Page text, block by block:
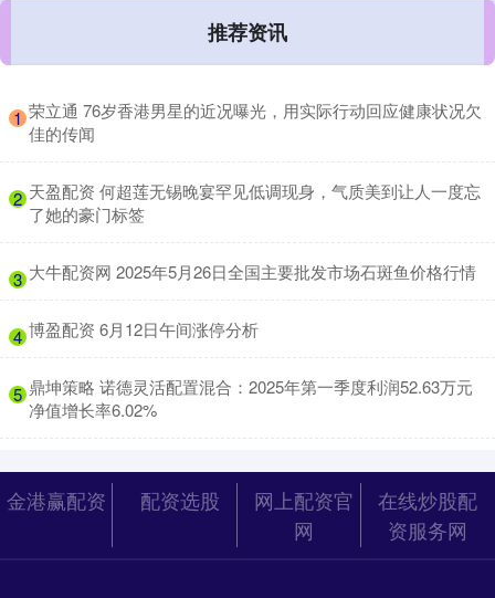
推荐资讯
1 ​荣立通 76岁香港男星的近况曝光，用实际行动回应健康状况欠
佳的传闻
2 ​天盈配资 何超莲无锡晚宴罕见低调现身，气质美到让人一度忘
了她的豪门标签
3 ​大牛配资网 2025年5月26日全国主要批发市场石斑鱼价格行情
4 ​博盈配资 6月12日午间涨停分析
5 ​鼎坤策略 诺德灵活配置混合：2025年第一季度利润52.63万元
净值增长率6.02%
金港赢配资 配资选股
网上配资官
网
在线炒股配
资服务网